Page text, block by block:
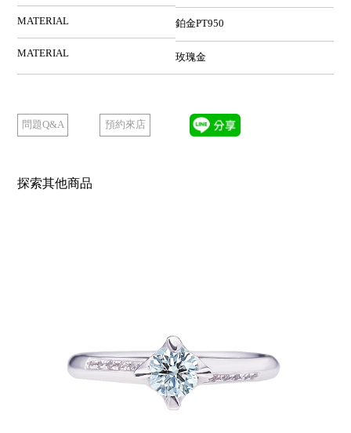
MATERIAL 鉑金PT950
MATERIAL 玫瑰金
問題Q&A 預約來店
探索其他商品